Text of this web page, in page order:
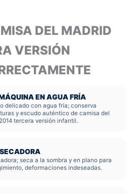
DEL MADRID
VERSIÓN
EN AGUA FRÍA
delicado con agua fría; conserva
y escudo auténtico de camisa del
tercera versión infantil.
seca a la sombra y en plano para
deformaciones indeseadas.